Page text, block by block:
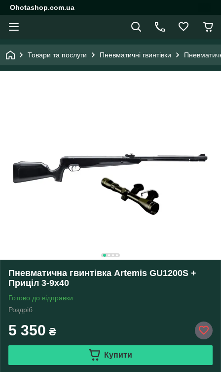
Ohotashop.com.ua
Товари та послуги Пневматичні гвинтівки
Пневматична гвинтівка Artemis GU1200S +
Приціл 3-9х40
Готово до відправки
Роздріб
5 350 ₴
Купити